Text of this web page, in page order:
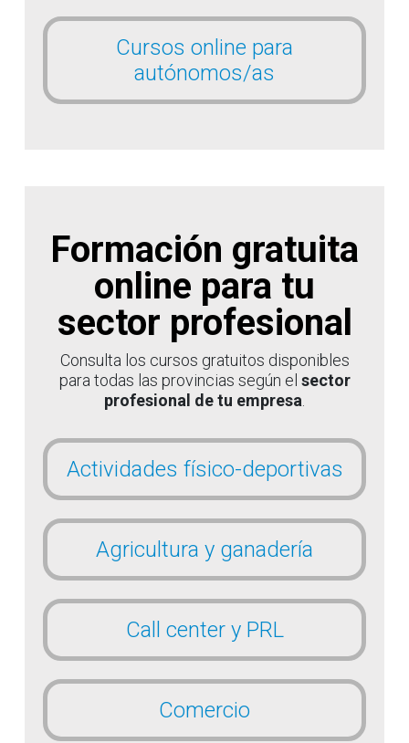
Cursos online para
autónomos/as
Formación gratuita
online para tu
sector profesional
Consulta los cursos gratuitos disponibles
para todas las provincias según el sector
profesional de tu empresa
Actividades físico-deportivas
Agricultura y ganadería
Call center y PRL
Comercio